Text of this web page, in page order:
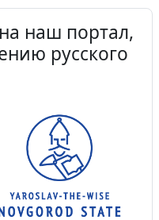
наш портал,
русского